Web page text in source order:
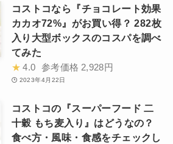
コストコなら『チョコレート効果
カカオ72%』がお買い得？ 282枚
入り大型ボックスのコスパを調べ
てみた
★ 4.0 参考価格 2,928円
2023年4月22日
コストコの『スーパーフード 二
十穀 もち麦入り』はどうなの？
食べ方・風味・食感をチェックし